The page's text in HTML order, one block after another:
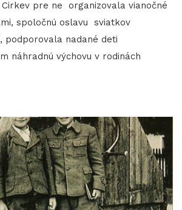
pre ne organizovala vianočné
spoločnú oslavu sviatkov
podporovala nadané deti
náhradnú výchovu v rodinách